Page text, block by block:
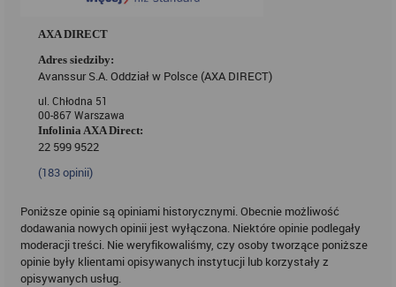
AXA DIRECT
Adres siedziby:
Avanssur S.A. Oddział w Polsce (AXA DIRECT)
ul. Chłodna 51
00-867 Warszawa
Infolinia AXA Direct:
22 599 9522
(183opinii)
Poniższe opinie są opiniami historycznymi. Obecnie możliwość
dodawania nowych opinii jest wyłączona. Niektóre opinie podlegały
moderacji treści. Nie weryfikowaliśmy, czy osoby tworzące poniższe
opinie były klientami opisywanych instytucji lub korzystały z
opisywanych usług.